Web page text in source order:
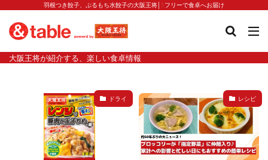
羽根つき餃子、ぷるもち水餃子の大阪王将│5フリーで食卓へお届け
大阪王将が紹介する、楽しい食卓情報
ドライ レシピ
タグ
減塩
渡韓 渡韓ごっこ 炒飯
焼きそば
朝食
焼き方 焼き餃子
焼売
焼売と飲みたい
猛暑 栄養
春雨
白くなる
小籠包